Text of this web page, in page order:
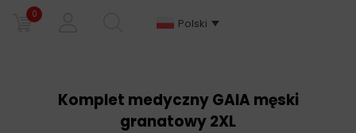
0
Polski
Komplet medyczny GAIA męski
granatowy 2XL